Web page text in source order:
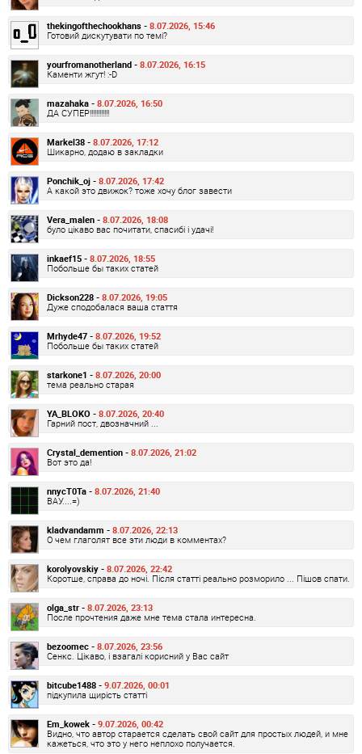
thekingofthechookhans - 8.07.2026, 15:46
Готовий дискутувати по темі?
yourfromanotherland - 8.07.2026, 16:15
Каменти жгут! :-D
mazahaka - 8.07.2026, 16:50
ДА СУПЕР!!!!!!!!!!!!
Markel38 - 8.07.2026, 17:12
Шикарно, додаю в закладки
Ponchik_oj - 8.07.2026, 17:42
А какой это движок? тоже хочу блог завести
Vera_malen - 8.07.2026, 18:08
було цікаво вас почитати, спасибі і удачі!
inkaef15 - 8.07.2026, 18:55
Побольше бы таких статей
Dickson228 - 8.07.2026, 19:05
Дуже сподобалася ваша стаття
Mrhyde47 - 8.07.2026, 19:52
Побольше бы таких статей
starkone1 - 8.07.2026, 20:00
тема реально старая
YA_BLOKO - 8.07.2026, 20:40
Гарний пост, двозначний ...
Crystal_demention - 8.07.2026, 21:02
Вот это да!
nnycT0Ta - 8.07.2026, 21:40
ВАУ....=)
kladvandamm - 8.07.2026, 22:13
О чем глаголят все эти люди в комментах?
korolyovskiy - 8.07.2026, 22:42
Коротше, справа до ночі. Після статті реально розморило ... Пішов спати.
olga_str - 8.07.2026, 23:13
После прочтения даже мне тема стала интересна.
bezoomec - 8.07.2026, 23:56
Сенкс. Цікаво, і взагалі корисний у Вас сайт
bitcube1488 - 9.07.2026, 00:01
підкупила щирість статті
Em_kowek - 9.07.2026, 00:42
Видно, что автор старается сделать свой сайт для простых людей, и мне
кажеться, что это у него неплохо получается.